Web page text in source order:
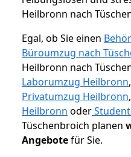
Heilbronn nach
Egal, ob Sie einen
Büroumzug nach
Heilbronn nach
Laborumzug Heilbronn,
Privatumzug Heilbronn,
Heilbronn oder
Tüschenbroich planen
Angebotefür Sie.